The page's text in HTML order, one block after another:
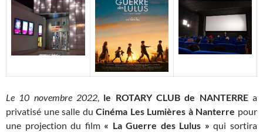
Le 10 novembre 2022, le ROTARY CLUB de NANTERREa
privatisé une salle duCinéma Les Lumières à Nanterre pour
une projection du film « La Guerre des Lulus » qui sortira